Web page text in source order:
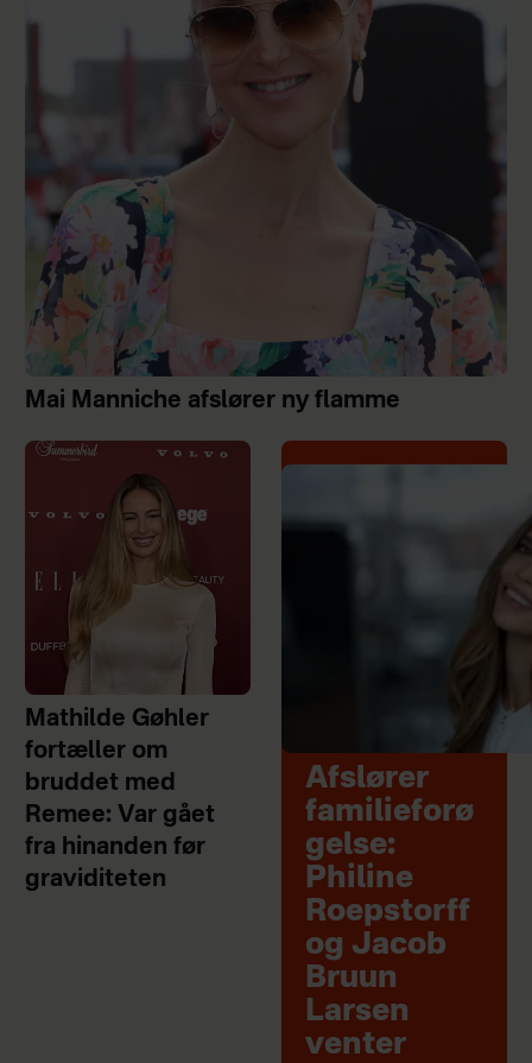
Mai Manniche afslører ny flamme
Mathilde Gøhler
fortæller om
bruddet med
Remee: Var gået
fra hinanden før
graviditeten
Afslører
familieforø
gelse:
Philine
Roepstorff
og Jacob
Bruun
Larsen
venter